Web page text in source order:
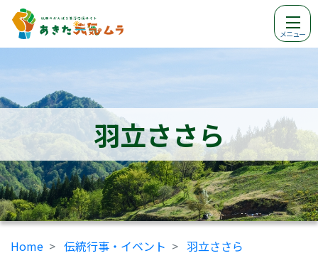
メニュー
羽立ささら
Home 伝統行事・イベント 羽立ささら